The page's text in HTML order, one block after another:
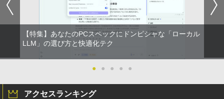
【特集】あなたのPCスペックにドンピシャな「ローカル
LLM」の選び方と快適化テク
● ● ● ● ●
アクセスランキング